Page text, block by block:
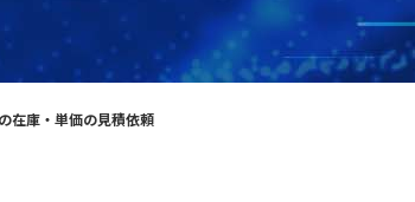
在庫・単価の見積依頼